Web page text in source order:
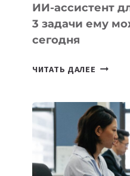
ИИ-ассистент
3 задачи ему
сегодня
ЧИТАТЬ ДАЛЕЕ ИИ-
КАКИЕ
3
ЗАДАЧИ
ЕМУ